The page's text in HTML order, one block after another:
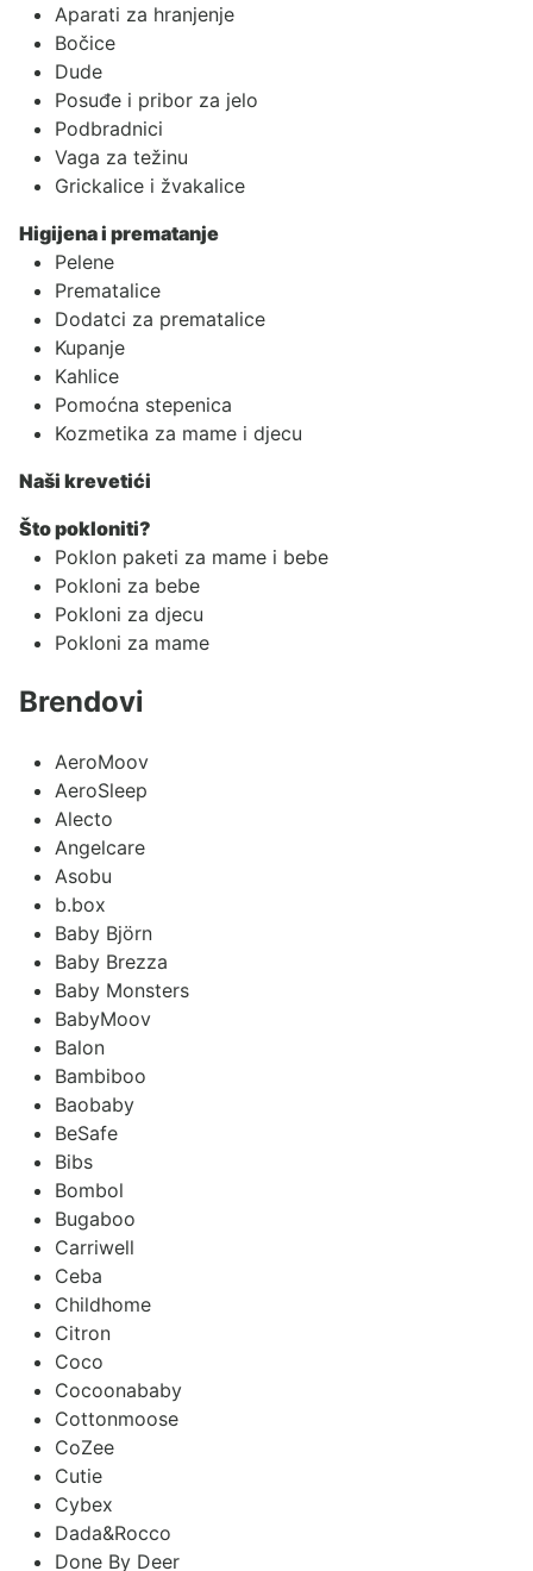
Aparati za hranjenje
Bočice
Dude
Posuđe i pribor za jelo
Podbradnici
Vaga za težinu
Grickalice i žvakalice
Higijena i prematanje
Pelene
Prematalice
Dodatci za prematalice
Kupanje
Kahlice
Pomoćna stepenica
Kozmetika za mame i djecu
Naši krevetići
Što pokloniti?
Poklon paketi za mame i bebe
Pokloni za bebe
Pokloni za djecu
Pokloni za mame
Brendovi
AeroMoov
AeroSleep
Alecto
Angelcare
Asobu
b.box
Baby Björn
Baby Brezza
Baby Monsters
BabyMoov
Balon
Bambiboo
Baobaby
BeSafe
Bibs
Bombol
Bugaboo
Carriwell
Ceba
Childhome
Citron
Coco
Cocoonababy
Cottonmoose
CoZee
Cutie
Cybex
Dada&Rocco
Done By Deer